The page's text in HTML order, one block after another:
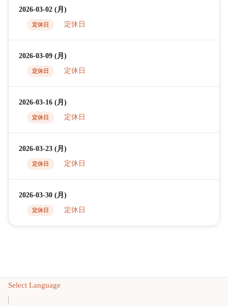
2026-03-02 (月)
定休日 定休日
2026-03-09 (月)
定休日 定休日
2026-03-16 (月)
定休日 定休日
2026-03-23 (月)
定休日 定休日
2026-03-30 (月)
定休日 定休日
Select Language